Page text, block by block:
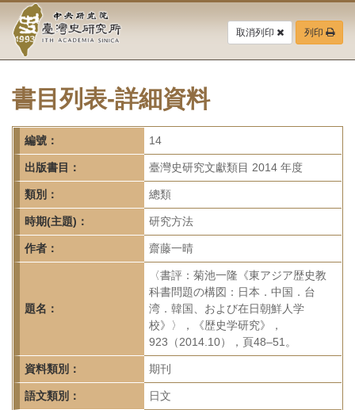
要
中
央
研
究
院-
臺
灣
史
研
究
首
頁
取消列印 列印
書目列表-詳細資料
編號： 14
出版書目： 臺灣史研究文獻類目 2014 年度
類別： 總類
時期(主題)： 研究方法
作者： 齋藤一晴
題名：
〈書評：菊池一隆《東アジア歴史教
科書問題の構図：日本．中国．台
湾．韓国、および在日朝鮮人学
校》〉，《歴史学研究》，
923（2014.10），頁48–51。
資料類別： 期刊
語文類別： 日文